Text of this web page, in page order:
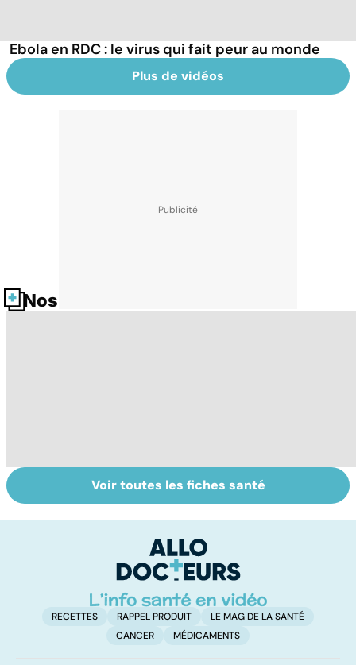
Ebola en RDC : le virus qui fait peur au monde
Plus de vidéos
Nos fiches santé
Tout savoir sur
les infections
Inflammation des
amygdales : que
d'angine ?
Voir toutes les fiches santé
RECETTES RAPPEL PRODUIT
LE MAG DE LA SANTÉ
CANCER
MÉDICAMENTS